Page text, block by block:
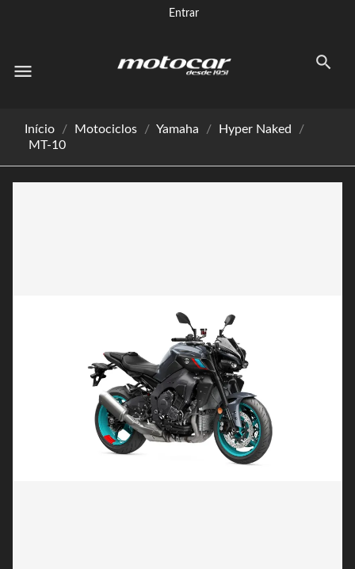
Entrar
menu
Início Motociclos Yamaha
Hyper Naked
MT-10